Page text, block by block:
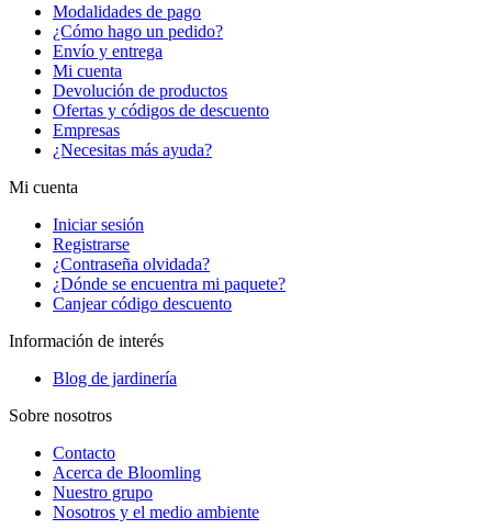
Modalidades de pago
¿Cómo hago un pedido?
Envío y entrega
Mi cuenta
Devolución de productos
Ofertas y códigos de descuento
Empresas
¿Necesitas más ayuda?
Mi cuenta
Iniciar sesión
Registrarse
¿Contraseña olvidada?
¿Dónde se encuentra mi paquete?
Canjear código descuento
Información de interés
Blog de jardinería
Sobre nosotros
Contacto
Acerca de Bloomling
Nuestro grupo
Nosotros y el medio ambiente